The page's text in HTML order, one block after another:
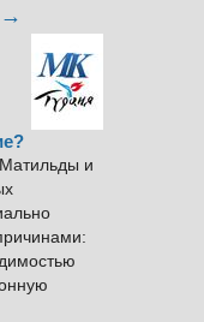
→
Матильды и